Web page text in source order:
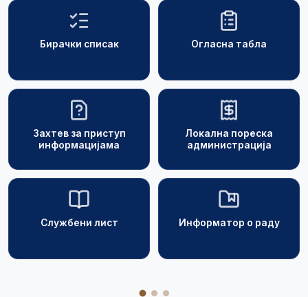
Бирачки списак Огласна табла
Захтев за приступ
информацијама
Локална пореска
администрација
Службени лист Информатор о раду